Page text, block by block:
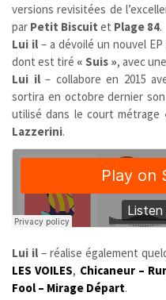
versions revisitées de
par Petit Biscuit et Plage 84.
Lui il – a dévoilé un nouvel
dont est tiré « Suis », avec
Lui il– collabore en 2015
sortira en octobre dernier
utilisé dans le court métrage
Lazzerini.
Lui il – réalise également
LES VOILES, Chicaneur –
Fool – Mirage Départ.